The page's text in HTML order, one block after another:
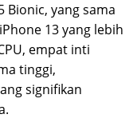
Bionic, yang sama
13 yang lebih
empat inti
tinggi,
signifikan